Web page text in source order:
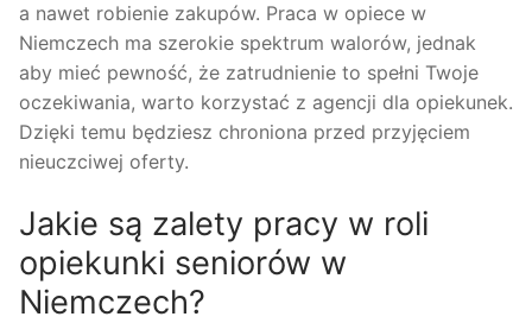
a nawet robienie zakupów. Praca w opiece w
Niemczech ma szerokie spektrum walorów, jednak
aby mieć pewność, że zatrudnienie to spełni Twoje
oczekiwania, warto korzystać z agencji dla opiekunek.
Dzięki temu będziesz chroniona przed przyjęciem
nieuczciwej oferty.
Jakie są zalety pracy w roli
opiekunki seniorów w
Niemczech?